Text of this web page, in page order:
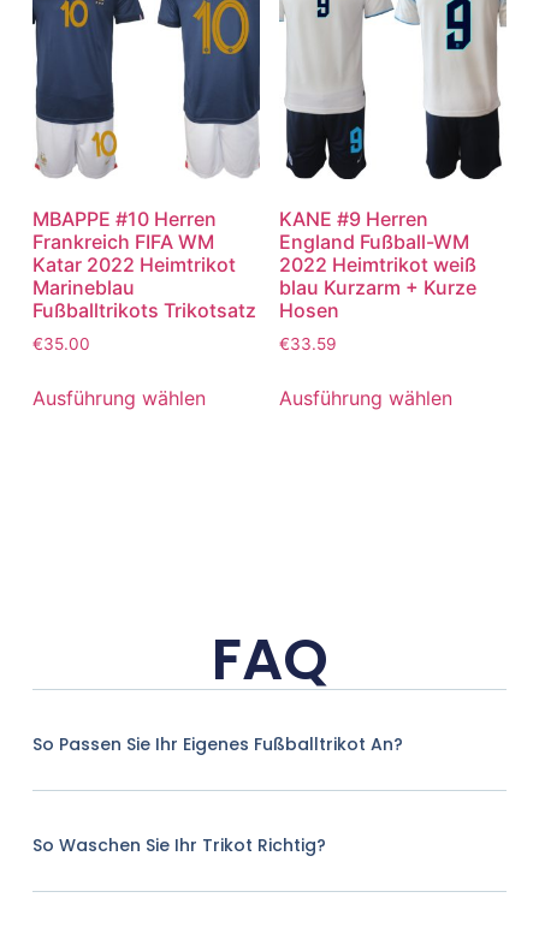
MBAPPE #10 Herren
Frankreich FIFA WM
Katar 2022 Heimtrikot
Marineblau
Fußballtrikots Trikotsatz
€35.00
Ausführung wählen
KANE #9 Herren
England Fußball-WM
2022 Heimtrikot weiß
blau Kurzarm + Kurze
Hosen
€33.59
Ausführung wählen
FAQ
So Passen Sie Ihr Eigenes Fußballtrikot An?
So Waschen Sie Ihr Trikot Richtig?